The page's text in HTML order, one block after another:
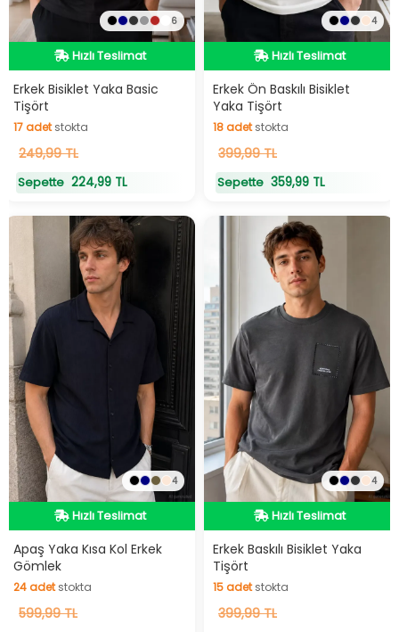
6
Hızlı Teslimat
Hızlı Teslimat
Erkek Bisiklet Yaka Basic
Tişört
17adetstokta
17adetstokta
249,99 TL
Sepette 224,99 TL
4
Hızlı Teslimat
Hızlı Teslimat
Erkek Ön Baskılı Bisiklet
Yaka Tişört
18adetstokta
18adetstokta
399,99 TL
Sepette 359,99 TL
4
Hızlı Teslimat
Hızlı Teslimat
Apaş Yaka Kısa Kol Erkek
Gömlek
24adetstokta
24adetstokta
599,99 TL
4
Hızlı Teslimat
Hızlı Teslimat
Erkek Baskılı Bisiklet Yaka
Tişört
15adetstokta
15adetstokta
399,99 TL